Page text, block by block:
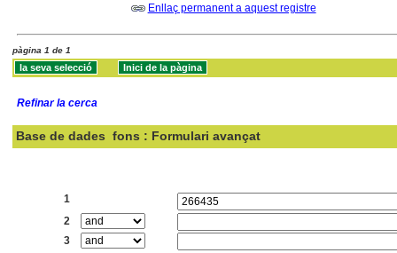
Enllaç permanent a aquest registre
pàgina 1 de 1
Refinar la cerca
Base de dades fons : Formulari avançat
1
2
3